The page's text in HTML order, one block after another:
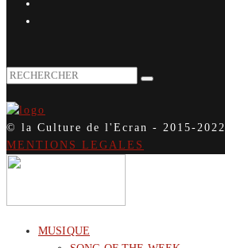
© la Culture de l'Ecran - 2015-2022
MENTIONS LEGALES
MUSIQUE